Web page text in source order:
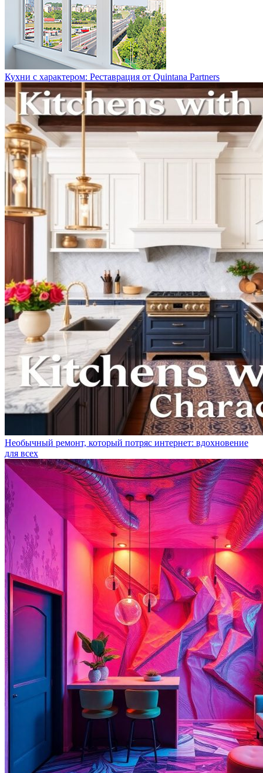
Кухни с характером: Реставрация от Quintana Partners
Необычный ремонт, который потряс интернет: вдохновение
для всех